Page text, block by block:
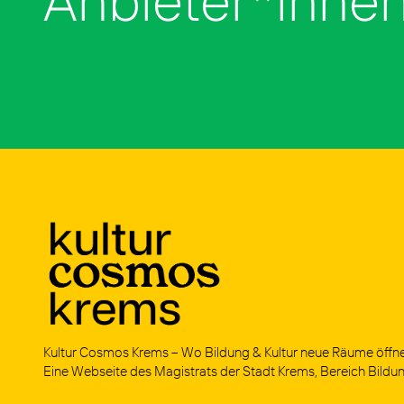
Kul­tur Cos­mos Krems – Wo Bil­dung & Kul­tur neue Räu­me
Eine Web­sei­te des Magis­trats der Stadt Krems, Bereich